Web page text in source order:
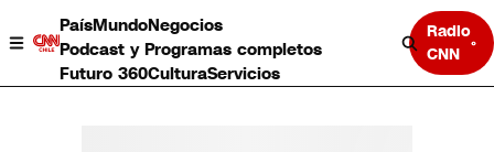
PaísMundoNegocios
Podcast y Programas completos
Futuro 360CulturaServicios
Radio
CNN